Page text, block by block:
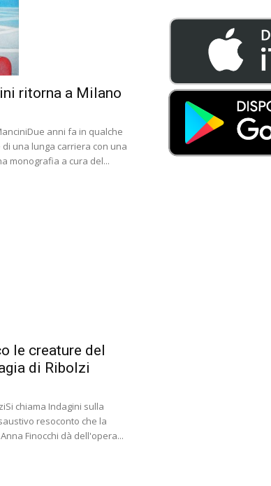
ritorna a Milano
anni fa in qualche
una lunga carriera con una
monografia a cura del...
le creature del
di Ribolzi
chiama Indagini sulla
resoconto che la
Finocchi dà dell'opera...